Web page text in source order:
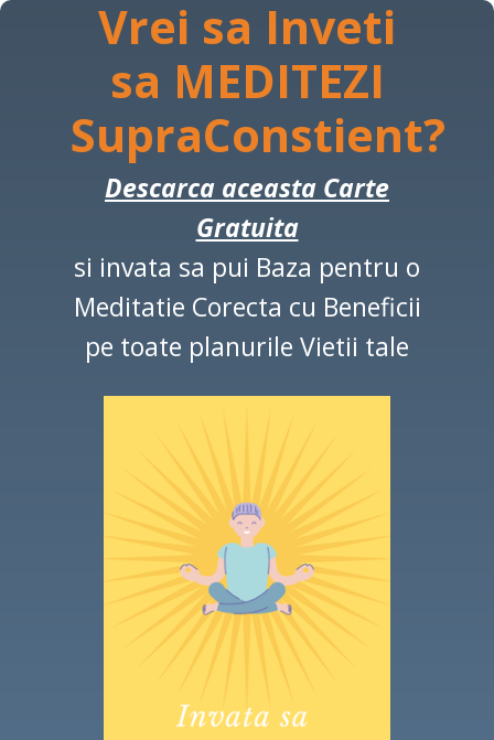
Vrei sa Inveti
sa MEDITEZI
SupraConstient?
Descarca aceasta Carte
Gratuita
si invata sa pui Baza pentru o
Meditatie Corecta cu Beneficii
pe toate planurile Vietii tale